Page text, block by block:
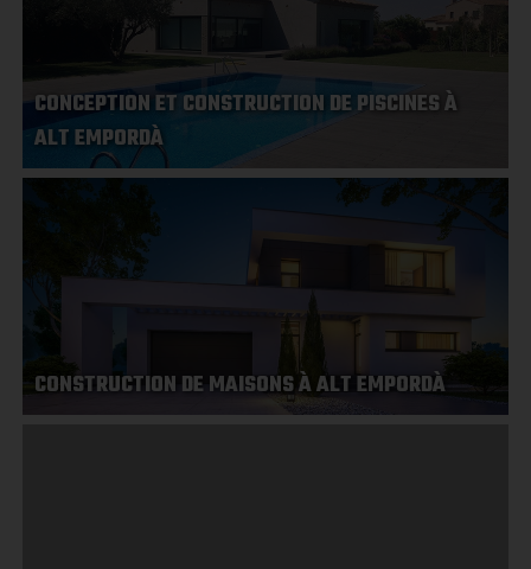
CONCEPTION ET CONSTRUCTION DE PISCINES À
ALT EMPORDÀ
CONSTRUCTION DE MAISONS À ALT EMPORDÀ